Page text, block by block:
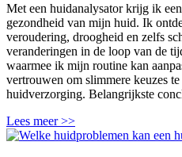
Met een huidanalysator krijg ik
gezondheid van mijn huid. Ik
veroudering, droogheid en zelfs
veranderingen in de loop van de
waarmee ik mijn routine kan
vertrouwen om slimmere keuzes
huidverzorging. Belangrijkste
Lees meer >>